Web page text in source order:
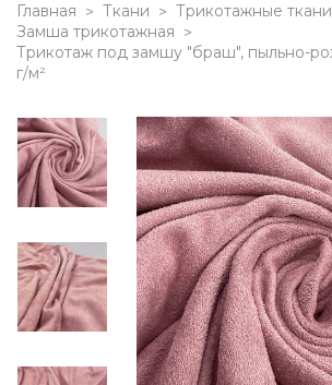
Главная > Ткани > Трикотажные ткани
Замша трикотажная >
трикотаж под замшу "браш", пыльно-розовый, 150 см, 200
г/м²